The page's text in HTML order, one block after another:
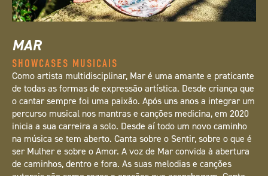
MAR
SHOWCASES MUSICAIS
Como artista multidisciplinar, Mar é uma amante e praticante
de todas as formas de expressão artística. Desde criança que
o cantar sempre foi uma paixão. Após uns anos a integrar um
percurso musical nos mantras e canções medicina, em 2020
inicia a sua carreira a solo. Desde aí todo um novo caminho
na música se tem aberto. Canta sobre o Sentir, sobre o que é
ser Mulher e sobre o Amor. A voz de Mar convida à abertura
de caminhos, dentro e fora. As suas melodias e canções